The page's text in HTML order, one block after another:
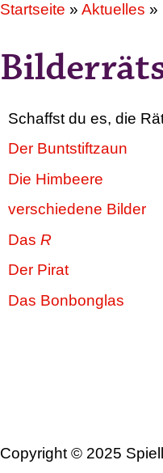
Startseite » Aktuelles »
Schaffst du es, die
Der Buntstiftzaun
Die Himbeere
verschiedene Bilder
Das R
Der Pirat
Das Bonbonglas
Copyright © 2025